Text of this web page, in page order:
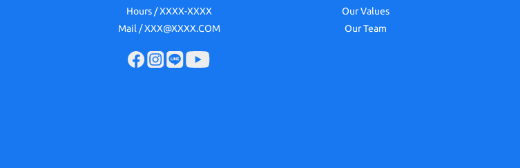
Hours / XXXX-XXXX
Mail / XXX@XXXX.COM
Our Values
Our Team